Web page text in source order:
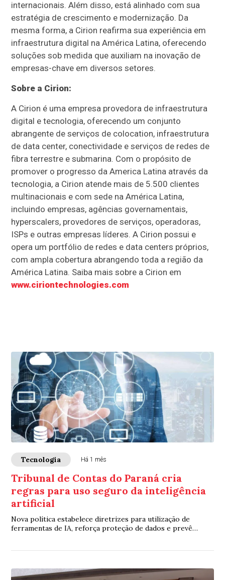
internacionais. Além disso, está alinhado com sua
estratégia de crescimento e modernização. Da
mesma forma, a Cirion reafirma sua experiência em
infraestrutura digital na América Latina, oferecendo
soluções sob medida que auxiliam na inovação de
empresas-chave em diversos setores.
Sobre a Cirion:
A Cirion é uma empresa provedora de infraestrutura
digital e tecnologia, oferecendo um conjunto
abrangente de serviços de colocation, infraestrutura
de data center, conectividade e serviços de redes de
fibra terrestre e submarina. Com o propósito de
promover o progresso da America Latina através da
tecnologia, a Cirion atende mais de 5.500 clientes
multinacionais e com sede na América Latina,
incluindo empresas, agências governamentais,
hyperscalers, provedores de serviços, operadoras,
ISPs e outras empresas líderes. A Cirion possui e
opera um portfólio de redes e data centers próprios,
com ampla cobertura abrangendo toda a região da
América Latina. Saiba mais sobre a Cirion em
www.ciriontechnologies.com
Tecnologia Há 1 mês
Tribunal de Contas do Paraná cria
regras para uso seguro da inteligência
artificial
Nova política estabelece diretrizes para utilização de
ferramentas de IA, reforça proteção de dados e prevê